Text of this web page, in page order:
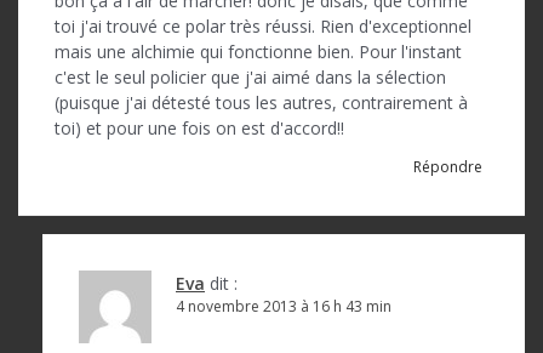
toi j'ai trouvé ce polar très réussi. Rien d'exceptionnel
mais une alchimie qui fonctionne bien. Pour l'instant
c'est le seul policier que j'ai aimé dans la sélection
(puisque j'ai détesté tous les autres, contrairement à
toi) et pour une fois on est d'accord!!
Répondre
Eva dit :
4 novembre 2013 à 16 h 43 min